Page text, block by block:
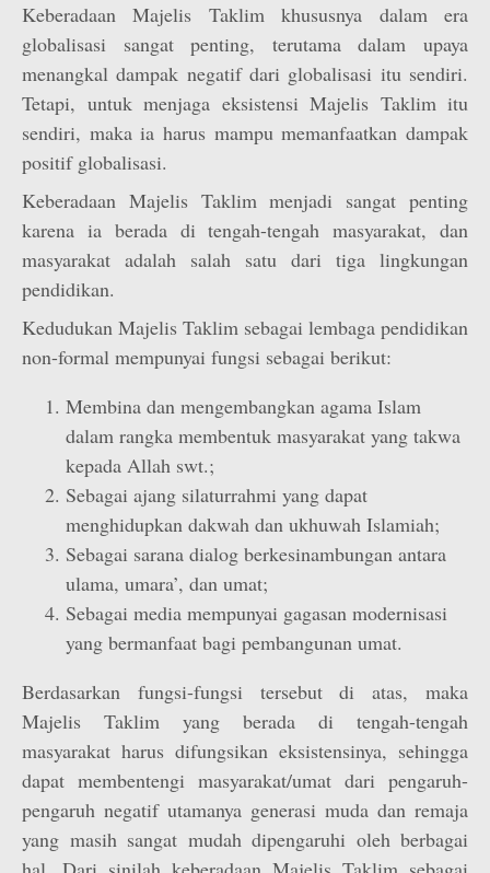
Keberadaan Majelis Taklim khususnya dalam era
globalisasi sangat penting, terutama dalam upaya
menangkal dampak negatif dari globalisasi itu sendiri.
Tetapi, untuk menjaga eksistensi Majelis Taklim itu
sendiri, maka ia harus mampu memanfaatkan dampak
positif globalisasi.
Keberadaan Majelis Taklim menjadi sangat penting
karena ia berada di tengah-tengah masyarakat, dan
masyarakat adalah salah satu dari tiga lingkungan
pendidikan.
Kedudukan Majelis Taklim sebagai lembaga pendidikan
non-formal mempunyai fungsi sebagai berikut:
Membina dan mengembangkan agama Islam
dalam rangka membentuk masyarakat yang takwa
kepada Allah swt.;
Sebagai ajang silaturrahmi yang dapat
menghidupkan dakwah dan ukhuwah Islamiah;
Sebagai sarana dialog berkesinambungan antara
ulama, umara’, dan umat;
Sebagai media mempunyai gagasan modernisasi
yang bermanfaat bagi pembangunan umat.
Berdasarkan fungsi-fungsi tersebut di atas, maka
Majelis Taklim yang berada di tengah-tengah
masyarakat harus difungsikan eksistensinya, sehingga
dapat membentengi masyarakat/umat dari pengaruh-
pengaruh negatif utamanya generasi muda dan remaja
yang masih sangat mudah dipengaruhi oleh berbagai